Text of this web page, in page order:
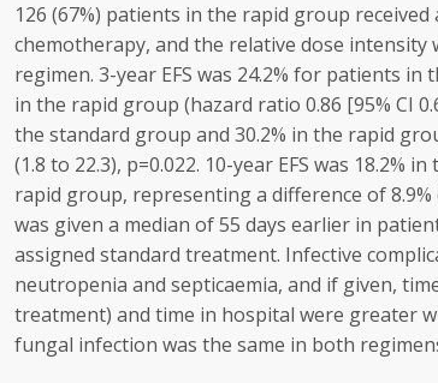
126 (67%) patients in the rapid group
chemotherapy, and the relative dose intensity
regimen. 3-year EFS was 24.2% for patients
in the rapid group (hazard ratio 0.86 [95% CI
the standard group and 30.2% in the rapid
(1.8 to 22.3), p=0.022. 10-year EFS was 18.2%
rapid group, representing a difference of 8.9%
was given a median of 55 days earlier in
assigned standard treatment. Infective
neutropenia and septicaemia, and if given,
treatment) and time in hospital were greater
fungal infection was the same in both